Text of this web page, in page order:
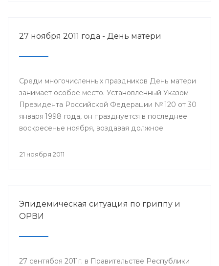
27 ноября 2011 года - День матери
Среди многочисленных праздников День матери
занимает особое место. Установленный Указом
Президента Российской Федерации № 120 от 30
января 1998 года, он празднуется в последнее
воскресенье ноября, воздавая должное
ради блага своих детей.
21 ноября 2011
Эпидемическая ситуация по гриппу и
ОРВИ
27 сентября 2011г. в Правительстве Республики